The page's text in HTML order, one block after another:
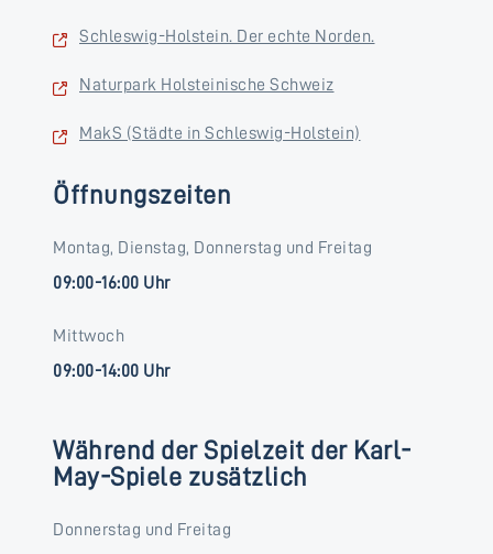
Schleswig-Holstein. Der echte Norden.
Naturpark Holsteinische Schweiz
MakS (Städte in Schleswig-Holstein)
Öffnungszeiten
Montag, Dienstag, Donnerstag und Freitag
09:00-16:00 Uhr
Mittwoch
09:00-14:00 Uhr
Während der Spielzeit der Karl-
May-Spiele zusätzlich
Donnerstag und Freitag